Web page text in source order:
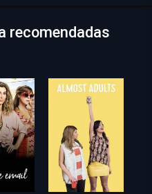
recomendadas